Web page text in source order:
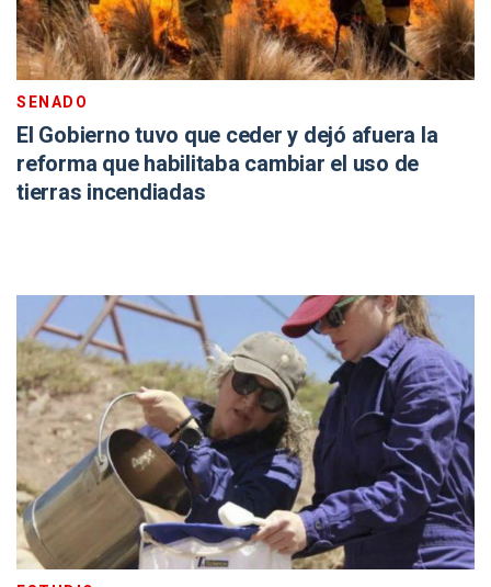
SENADO
El Gobierno tuvo que ceder y dejó afuera la
reforma que habilitaba cambiar el uso de
tierras incendiadas